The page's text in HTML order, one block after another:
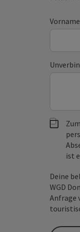
Vorname
ist
Deine
WGD
Anfrage